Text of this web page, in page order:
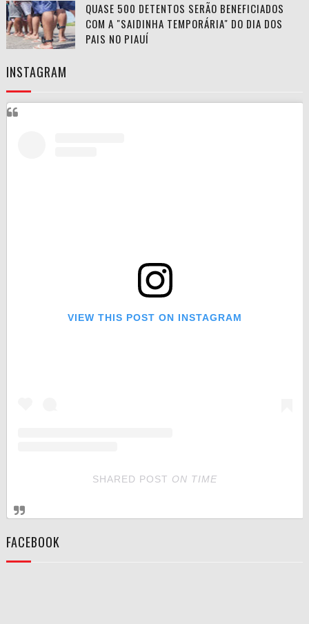
QUASE 500 DETENTOS SERÃO BENEFICIADOS
COM A "SAIDINHA TEMPORÁRIA" DO DIA DOS
PAIS NO PIAUÍ
INSTAGRAM
VIEW THIS POST ON INSTAGRAM
SHARED POST ON TIME
FACEBOOK